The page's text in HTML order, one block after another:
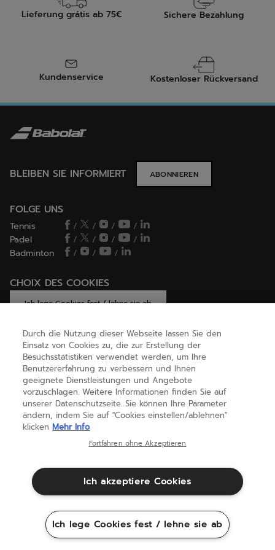
Lieferung grátis ab 75€ Sichere Bezahlung
Kundenservice Kostenloser Rückversand
BLEIBEN SIE INFORMIERT ABONNIEREN
FOLGE UNS
Tennis / / /
/
Padel
/ / /
/
Badminton
/ / /
CHOIX DES COOKIES
Ich lege Cookies fest / lehne sie ab
HILFE
ÜBER UNS
(deutsch)
Rechtliche Hinweise
Cookies
Sitemap
©Babolat
Durch die Nutzung dieser Webseite lassen Sie den
Einsatz von Cookies zu, die zur Erstellung der
Besuchsstatistiken verwendet werden, um Ihre
Benutzererfahrung zu verbessern und Ihnen
geeignete Dienstleistungen und Angebote
vorzuschlagen. Weitere Informationen finden Sie auf
unserer Datenschutzseite. Sie können Ihre Parameter
ändern, indem Sie auf "Cookies einstellen/ablehnen"
klicken Mehr Info
Fortfahren ohne Akzeptieren
Ich akzeptiere Cookies
Ich lege Cookies fest / lehne sie ab